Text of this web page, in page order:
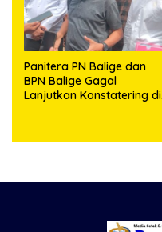
Panitera PN Balige dan
BPN Balige Gagal
Lanjutkan Konstatering di